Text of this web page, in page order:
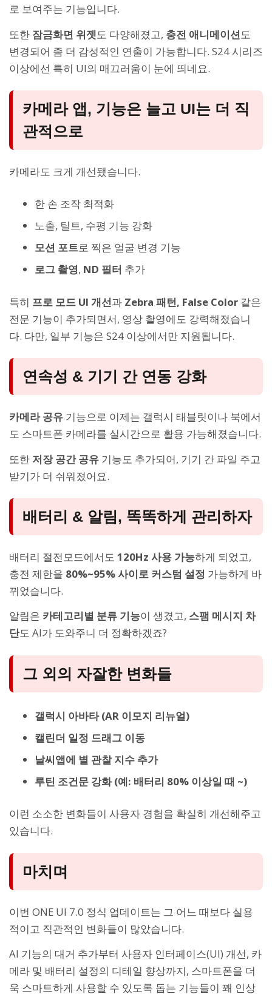
로 보여주는 기능입니다.
또한 잠금화면 위젯도 다양해졌고, 충전 애니메이션 도
변경되어 좀 더 감성적인 연출이 가능합니다. S24 시리즈
이상에선 특히 UI의 매끄러움이 눈에 띄네요.
카메라 앱, 기능은 늘고 UI는 더 직
관적으로
카메라도 크게 개선됐습니다.
한 손 조작 최적화
노출, 틸트, 수평 기능 강화
모션 포트로 찍은 얼굴 변경 기능
로그 촬영, ND 필터 추가
특히 프로 모드 UI 개선과 Zebra 패턴, False Color 같은
전문 기능이 추가되면서, 영상 촬영에도 강력해졌습니
다. 다만, 일부 기능은 S24 이상에서만 지원됩니다.
연속성 & 기기 간 연동 강화
카메라 공유 기능으로 이제는 갤럭시 태블릿이나 북에서
도 스마트폰 카메라를 실시간으로 활용 가능해졌습니다.
또한 저장 공간 공유 기능도 추가되어, 기기 간 파일 주고
받기가 더 쉬워졌어요.
배터리 & 알림, 똑똑하게 관리하자
배터리 절전모드에서도 120Hz 사용 가능하게 되었고,
충전 제한을 80%~95% 사이로 커스텀 설정 가능하게 바
뀌었습니다.
알림은 카테고리별 분류 기능이 생겼고, 스팸 메시지 차
단도 AI가 도와주니 더 정확하겠죠?
그 외의 자잘한 변화들
갤럭시 아바타 (AR 이모지 리뉴얼)
캘린더 일정 드래그 이동
날씨앱에 별 관찰 지수 추가
루틴 조건문 강화 (예: 배터리 80% 이상일 때 ~)
이런 소소한 변화들이 사용자 경험을 확실히 개선해주고
있습니다.
마치며
이번 ONE UI 7.0 정식 업데이트는 그 어느 때보다 실용
적이고 직관적인 변화들이 많았습니다.
AI 기능의 대거 추가부터 사용자 인터페이스(UI) 개선, 카
메라 및 배터리 설정의 디테일 향상까지, 스마트폰을 더
욱 스마트하게 사용할 수 있도록 돕는 기능들이 꽤 인상